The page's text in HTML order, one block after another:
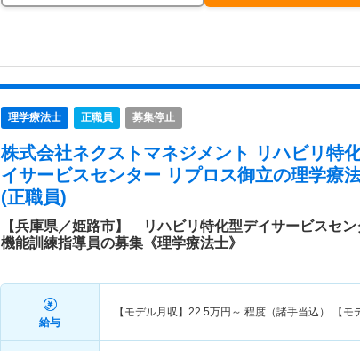
理学療法士 正職員 募集停止
株式会社ネクストマネジメント リハビリ特
イサービスセンター リプロス御立の理学療
(正職員)
【兵庫県／姫路市】 リハビリ特化型デイサービスセン
機能訓練指導員の募集《理学療法士》
給与
【モデル月収】 22.5万円～ 程度（諸手当込） 【モ